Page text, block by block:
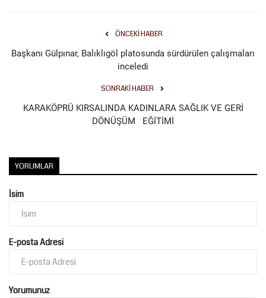
ÖNCEKI HABER
Başkanı Gülpınar, Balıklıgöl platosunda sürdürülen çalışmaları
inceledi
SONRAKI HABER
KARAKÖPRÜ KIRSALINDA KADINLARA SAĞLIK VE GERİ
DÖNÜŞÜM EĞİTİMİ
YORUMLAR
İsim
E-posta Adresi
Yorumunuz